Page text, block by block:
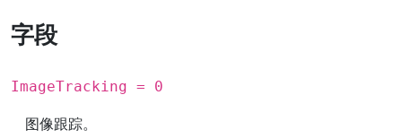
字段
ImageTracking = 0
图像跟踪。